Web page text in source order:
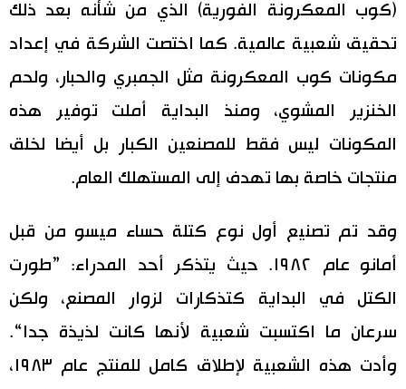
(كوب المعكرونة الفورية) الذي من شأنه بعد ذلك
تحقيق شعبية عالمية. كما اختصت الشركة في إعداد
مكونات كوب المعكرونة مثل الجمبري والحبار، ولحم
الخنزير المشوي، ومنذ البداية أملت توفير هذه
المكونات ليس فقط للمصنعين الكبار بل أيضا لخلق
منتجات خاصة بها تهدف إلى المستهلك العام.
وقد تم تصنيع أول نوع كتلة حساء ميسو من قبل
أمانو عام ١٩٨٢. حيث يتذكر أحد المدراء: ”طورت
الكتل في البداية كتذكارات لزوار المصنع، ولكن
سرعان ما اكتسبت شعبية لأنها كانت لذيذة جدا“.
وأدت هذه الشعبية لإطلاق كامل للمنتج عام ١٩٨٣،